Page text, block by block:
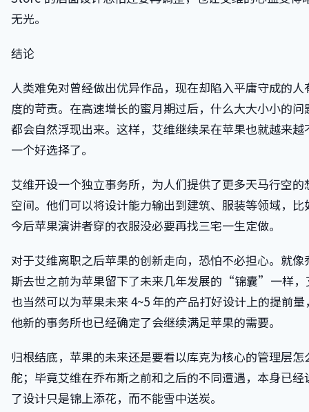
无光。
结论
人类难免对曾经做出优异作品，现在却陷入平庸守成的人
度的苛责。在高速增长的蜜月期过后，什么大大小小的问
都会自然浮现出来。这样，艾维继续呆在苹果也就越来越
一个好选择了。
艾维开设一个独立事务所，为人们提供了更多天马行空的
空间。他们可以将设计能力输出到建筑、服装等领域，比
今后苹果演讲者穿的衣服没必要再找三宅一生定做。
对于艾维离职之后苹果的创新走向，恐怕不必担心。就像
斯去世之前为苹果留下了未来几年发展的“锦囊”一样，
也当然可以为苹果未来 4~5 年的产品打好设计上的提前量
他新的事务所也已经确定了会继续满足苹果的需要。
归根结底，苹果的未来还是要看以库克为核心的管理层怎
舵；毕竟艾维在乔布斯之前和之后的不同遭遇，本身已经
了设计只是锦上添花，而不能雪中送炭。